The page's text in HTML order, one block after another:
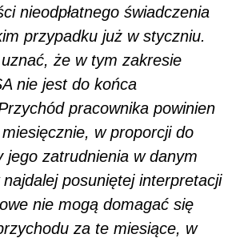
nieodpłatnego świadczenia
przypadku już w styczniu.
że w tym zakresie
nie jest do końca
pracownika powinien
w proporcji do
jego zatrudnienia w danym
posuniętej interpretacji
nie mogą domagać się
za te miesiące, w